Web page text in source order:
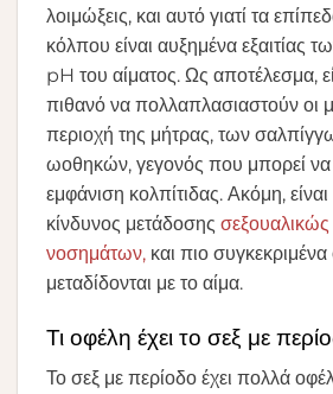
λοιμώξεις, και αυτό γιατί τα
κόλπου είναι αυξημένα εξαιτίας
pH του αίματος. Ως αποτέλεσμα,
πιθανό να πολλαπλασιαστούν οι
περιοχή της μήτρας, των
ωοθηκών, γεγονός που μπορεί να
εμφάνιση κολπίτιδας. Ακόμη,
κίνδυνος μετάδοσης
νοσημάτων, και πιο
μεταδίδονται με το αίμα.
Τι οφέλη έχει το σεξ με
Το σεξ με περίοδο έχει πολλά